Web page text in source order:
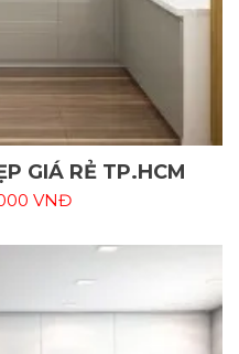
GIÁ RẺ TP.HCM
VNĐ